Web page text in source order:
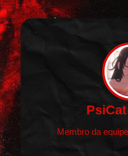
PsiCat
Membro da